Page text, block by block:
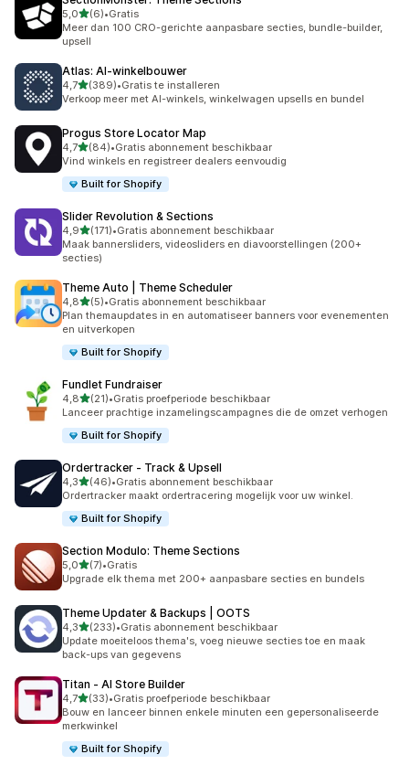
5,0van 5 sterren
(6)
6 recensies in totaal
•Gratis
Meer dan 100 CRO-gerichte aanpasbare secties, bundle-builder,
upsell
Atlas: AI‑winkelbouwer
4,7van 5 sterren
(389)
389 recensies in totaal
•Gratis te installeren
Verkoop meer met AI-winkels, winkelwagen upsells en bundel
Progus Store Locator Map
4,7van 5 sterren
(84)
84 recensies in totaal
•Gratis abonnement beschikbaar
Vind winkels en registreer dealers eenvoudig
Built for Shopify
Slider Revolution & Sections
4,9van 5 sterren
(171)
171 recensies in totaal
•Gratis abonnement beschikbaar
Maak bannersliders, videosliders en diavoorstellingen (200+
secties)
Theme Auto | Theme Scheduler
4,8van 5 sterren
(5)
5 recensies in totaal
•Gratis abonnement beschikbaar
Plan themaupdates in en automatiseer banners voor evenementen
en uitverkopen
Built for Shopify
Fundlet Fundraiser
4,8van 5 sterren
(21)
21 recensies in totaal
•Gratis proefperiode beschikbaar
Lanceer prachtige inzamelingscampagnes die de omzet verhogen
Built for Shopify
Ordertracker ‑ Track & Upsell
4,3van 5 sterren
(46)
46 recensies in totaal
•Gratis abonnement beschikbaar
Ordertracker maakt ordertracering mogelijk voor uw winkel.
Built for Shopify
Section Modulo: Theme Sections
5,0van 5 sterren
(7)
7 recensies in totaal
•Gratis
Upgrade elk thema met 200+ aanpasbare secties en bundels
Theme Updater & Backups | OOTS
4,3van 5 sterren
(233)
233 recensies in totaal
•Gratis abonnement beschikbaar
Update moeiteloos thema's, voeg nieuwe secties toe en maak
back-ups van gegevens
Titan ‑ AI Store Builder
4,7van 5 sterren
(33)
33 recensies in totaal
•Gratis proefperiode beschikbaar
Bouw en lanceer binnen enkele minuten een gepersonaliseerde
merkwinkel
Built for Shopify